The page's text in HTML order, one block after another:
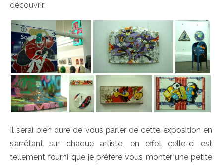
découvrir.
Il serai bien dure de vous parler de cette exposition en
s’arrêtant sur chaque artiste, en effet celle-ci est
tellement fourni que je préfère vous monter une petite